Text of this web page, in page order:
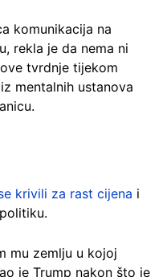
komunikacija na
rekla je da nema ni
tvrdnje tijekom
mentalnih ustanova
krivili za rast cijena i
mu zemlju u kojoj
je Trump nakon što je